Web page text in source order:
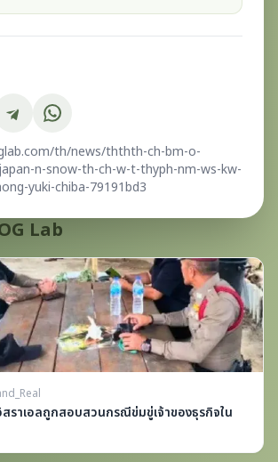
th/news/ththth-ch-bm-o-
n-snow-th-ch-w-t-thyph-nm-ws-kw-
yuki-chiba-79191bd3
Lab
ราเอลถูกสอบสวนกรณีข่มขู่เจ้าของธุรกิจใน